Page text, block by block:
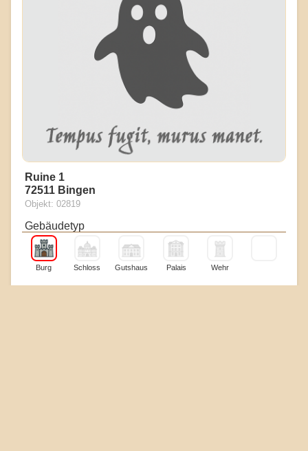
Ruine 1
72511 Bingen
Objekt: 02819
Gebäudetyp
Burg Schloss Gutshaus Palais Wehr